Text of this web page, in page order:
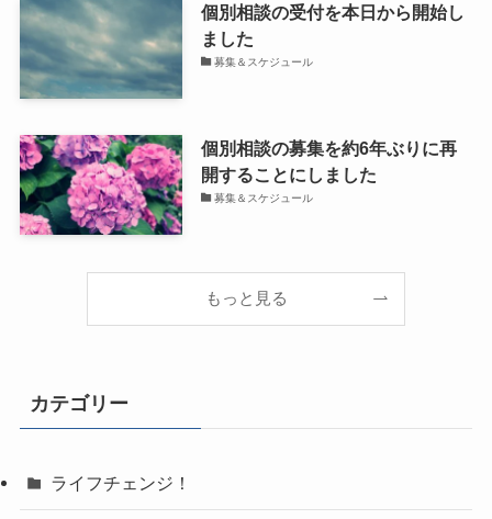
個別相談の受付を本日から開始し
ました
募集＆スケジュール
個別相談の募集を約6年ぶりに再
開することにしました
募集＆スケジュール
もっと見る
カテゴリー
ライフチェンジ！